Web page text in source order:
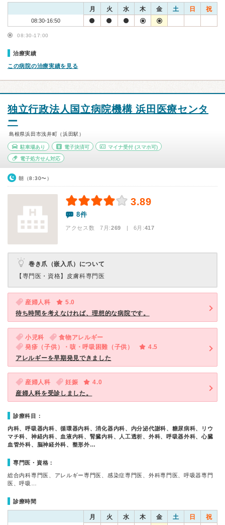
月 火 水 木 金 土 日 祝
08:30-16:50
08:30-17:00
治療実績
この病院の治療実績を見る
独立行政法人国立病院機構 浜田医療センタ
ー
島根県浜田市浅井町（浜田駅）
駐車場あり 電子決済可 マイナ受付 (スマホ可)
電子処方せん対応
朝（8:30〜）
3.89
8件
アクセス数 7月:269 | 6月:417
巻き爪（嵌入爪）について
【専門医・資格】 皮膚科専門医
産婦人科
5.0
待ち時間を考えなければ、理想的な病院です。
小児科
食物アレルギー
発疹（子供）・咳・呼吸困難（子供）
4.5
アレルギーを早期発見できました
産婦人科 妊娠
4.0
産婦人科を受診しました。
診療科目：
内科、呼吸器内科、循環器内科、消化器内科、内分泌代謝科、糖尿病科、リウ
マチ科、神経内科、血液内科、腎臓内科、人工透析、外科、呼吸器外科、心臓
血管外科、脳神経外科、整形外…
専門医・資格：
総合内科専門医、アレルギー専門医、感染症専門医、外科専門医、呼吸器専門
医、呼吸…
診療時間
月 火 水 木 金 土 日 祝